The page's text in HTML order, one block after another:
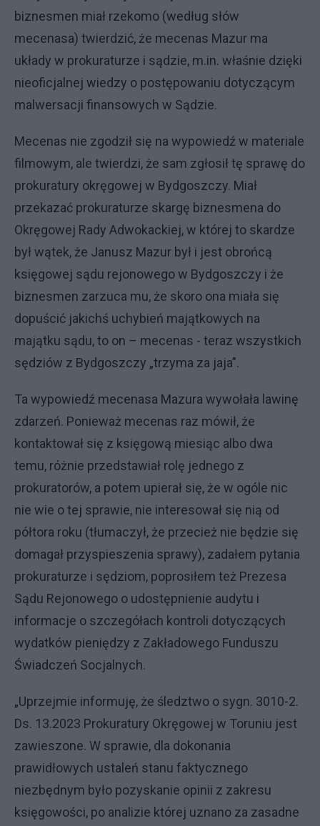
biznesmen miał rzekomo (według słów
mecenasa) twierdzić, że mecenas Mazur ma
układy w prokuraturze i sądzie, m.in. właśnie dzięki
nieoficjalnej wiedzy o postępowaniu dotyczącym
malwersacji finansowych w Sądzie.
Mecenas nie zgodził się na wypowiedź w materiale
filmowym, ale twierdzi, że sam zgłosił tę sprawę do
prokuratury okręgowej w Bydgoszczy. Miał
przekazać prokuraturze skargę biznesmena do
Okręgowej Rady Adwokackiej, w której to skardze
był wątek, że Janusz Mazur był i jest obrońcą
księgowej sądu rejonowego w Bydgoszczy i że
biznesmen zarzuca mu, że skoro ona miała się
dopuścić jakichś uchybień majątkowych na
majątku sądu, to on – mecenas - teraz wszystkich
sędziów z Bydgoszczy „trzyma za jaja”.
Ta wypowiedź mecenasa Mazura wywołała lawinę
zdarzeń. Ponieważ mecenas raz mówił, że
kontaktował się z księgową miesiąc albo dwa
temu, różnie przedstawiał rolę jednego z
prokuratorów, a potem upierał się, że w ogóle nic
nie wie o tej sprawie, nie interesował się nią od
półtora roku (tłumaczył, że przecież nie będzie się
domagał przyspieszenia sprawy), zadałem pytania
prokuraturze i sędziom, poprosiłem też Prezesa
Sądu Rejonowego o udostępnienie audytu i
informacje o szczegółach kontroli dotyczących
wydatków pieniędzy z Zakładowego Funduszu
Świadczeń Socjalnych.
„Uprzejmie informuję, że śledztwo o sygn. 3010-2.
Ds. 13.2023 Prokuratury Okręgowej w Toruniu jest
zawieszone. W sprawie, dla dokonania
prawidłowych ustaleń stanu faktycznego
niezbędnym było pozyskanie opinii z zakresu
księgowości, po analizie której uznano za zasadne